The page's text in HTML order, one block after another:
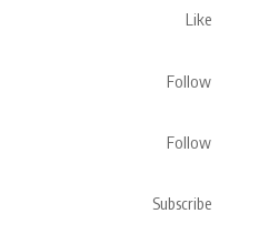
Like
Follow
Follow
Subscribe